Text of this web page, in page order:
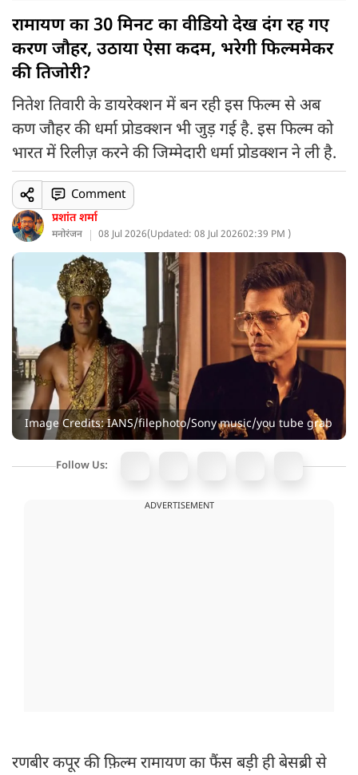
रामायण का 30 मिनट का वीडियो देख दंग रह गए
करण जौहर, उठाया ऐसा कदम, भरेगी फिल्ममेकर
की तिजोरी?
नितेश तिवारी के डायरेक्शन में बन रही इस फिल्म से अब
कण जौहर की धर्मा प्रोडक्शन भी जुड़ गई है. इस फिल्म को
भारत में रिलीज़ करने की जिम्मेदारी धर्मा प्रोडक्शन ने ली है.
प्रशांत शर्मा
मनोरंजन 08 Jul 2026(Updated: 08 Jul 202602:39 PM )
Comment
Image Credits: IANS/filephoto/Sony music/you tube grab
Follow Us:
ADVERTISEMENT
रणबीर कपूर की फ़िल्म रामायण का फैंस बड़ी ही बेसब्री से